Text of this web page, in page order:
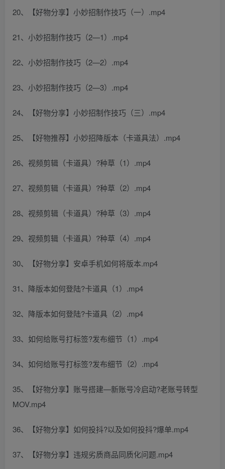
20、【好物分享】小妙招制作技巧（一）.mp4
21、小妙招制作技巧（2—1）.mp4
22、小妙招制作技巧（2—2）.mp4
23、小妙招制作技巧（2—3）.mp4
24、【好物分享】小妙招制作技巧（三）.mp4
25、【好物推荐】小妙招降版本（卡道具法）.mp4
26、视频剪辑（卡道具）?种草（1）.mp4
27、视频剪辑（卡道具）?种草（2）.mp4
28、视频剪辑（卡道具）?种草（3）.mp4
29、视频剪辑（卡道具）?种草（4）.mp4
30、【好物分享】安卓手机如何将版本.mp4
31、降版本如何登陆?卡道具（1）.mp4
32、降版本如何登陆?卡道具（2）.mp4
33、如何给账号打标签?发布细节（1）.mp4
34、如何给账号打标签?发布细节（2）.mp4
35、【好物分享】账号搭建—新账号冷启动?老账号转型
MOV.mp4
36、【好物分享】如何投抖?以及如何投抖?爆单.mp4
37、【好物分享】违规劣质商品同质化问题.mp4